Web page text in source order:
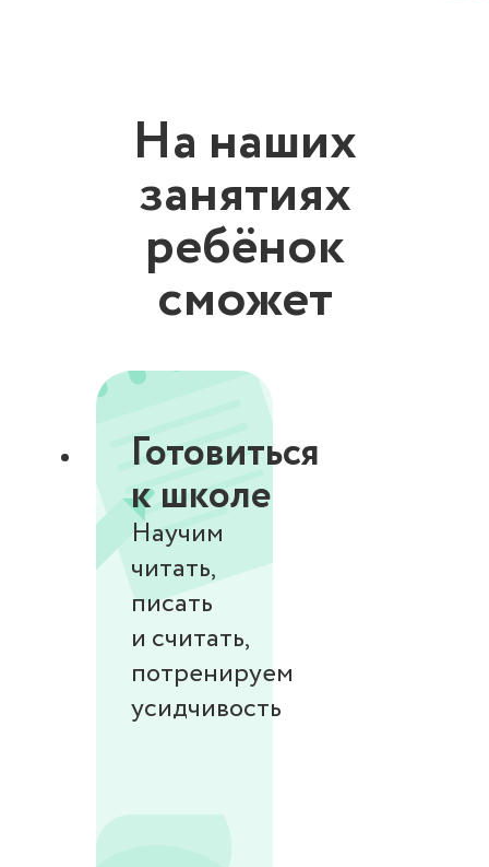
На наших
занятиях
ребёнок
сможет
Готовиться
к школе
Научим
читать,
писать
и считать,
потренируем
усидчивость